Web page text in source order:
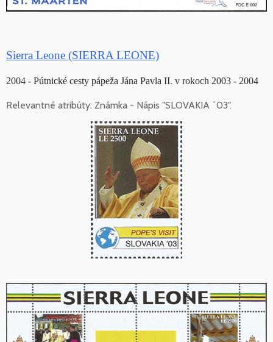
Sierra Leone (SIERRA LEONE)
2004 - Pútnické cesty pápeža Jána Pavla II. v rokoch 2003 - 2004
Relevantné atribúty: Známka - Nápis "SLOVAKIA ´03".